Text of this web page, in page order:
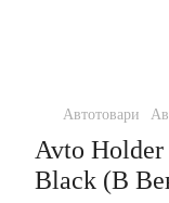
Автотовари
Avto
Black (В